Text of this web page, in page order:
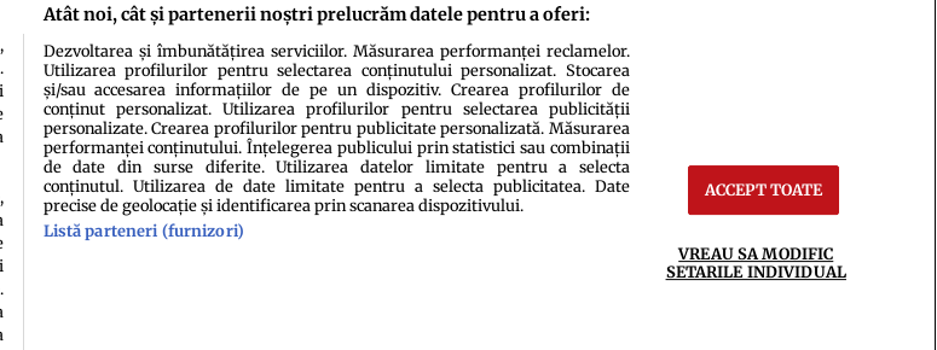
cookiesTermeni şi condiţii Echipa redacțională ContactSetări Cookies
Atât noi, cât și partenerii noștri prelucrăm datele pentru a oferi:
Dezvoltarea și îmbunătățirea serviciilor. Măsurarea performanței reclamelor.
Utilizarea profilurilor pentru selectarea conținutului personalizat. Stocarea
și/sau accesarea informațiilor de pe un dispozitiv. Crearea profilurilor de
conținut personalizat. Utilizarea profilurilor pentru selectarea publicității
personalizate. Crearea profilurilor pentru publicitate personalizată. Măsurarea
performanței conținutului. Înțelegerea publicului prin statistici sau combinații
de date din surse diferite. Utilizarea datelor limitate pentru a selecta
conținutul. Utilizarea de date limitate pentru a selecta publicitatea. Date
precise de geolocație și identificarea prin scanarea dispozitivului.
Listă parteneri (furnizori)
ACCEPT TOATE
VREAU SA MODIFIC
SETARILE INDIVIDUAL